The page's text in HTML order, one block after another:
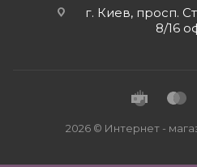
г. Киев, просп.
8/16
2026 © Интернет -